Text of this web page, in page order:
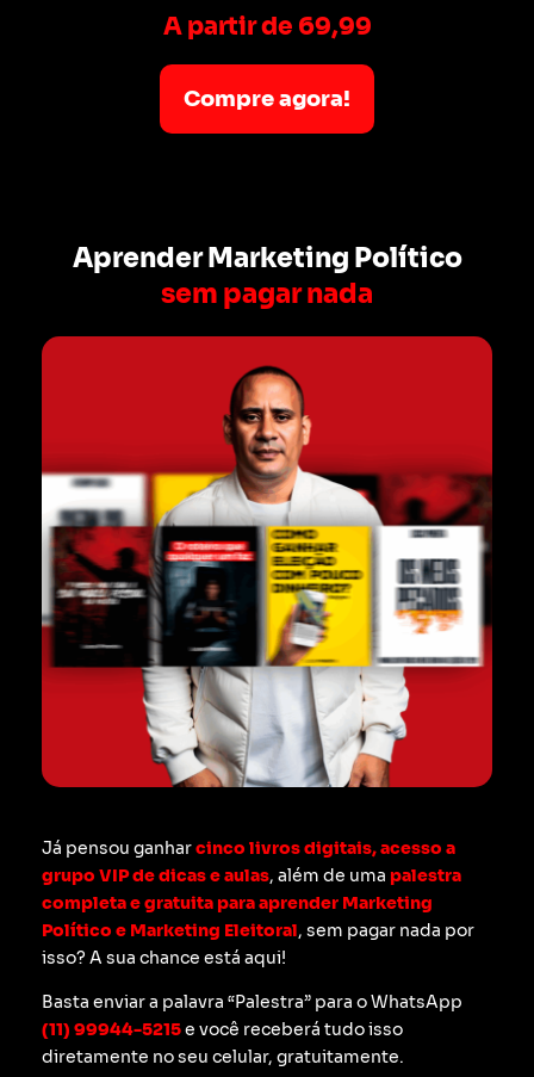
A partir de 69,99
Compre agora!
Aprender Marketing Político
sem pagar nada
Já pensou ganharcinco livros digitais, acesso a
grupo VIP de dicas e aulas, além de uma palestra
completa e gratuita para aprender Marketing
Político e Marketing Eleitoral, sem pagar nada por
isso? A sua chance está aqui!
Basta enviar a palavra “Palestra” para o WhatsApp
(11) 99944-5215e você receberá tudo isso
diretamente no seu celular, gratuitamente.